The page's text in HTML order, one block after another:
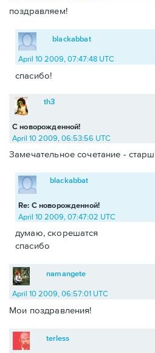
поздравляем!
blackabbat
April 10 2009, 07:47:48 UTC
спасибо!
С новорожденной!
th3
April 10 2009, 06:53:56 UTC
Замечательное сочетание -
Re: С новорожденной!
blackabbat
April 10 2009, 07:47:02 UTC
думаю, скорешатся
спасибо
namangete
April 10 2009, 06:57:01 UTC
Мои поздравления!
terless